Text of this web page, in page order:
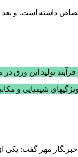
تولید این ورق در
شیمیایی و
نمایشگاه اینوتکس 2021 که اکنون در